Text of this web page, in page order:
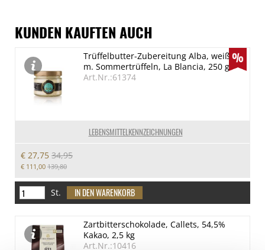
KUNDEN KAUFTEN AUCH
LEBENSMITTELKENNZEICHNUNGEN
Trüffelbutter-Zubereitung Alba, weiß,
m. Sommertrüffeln, La Blancia, 250 g
Art.Nr.:61374
€ 27,75 34,95
€ 111,00 139,80
St.
Zartbitterschokolade, Callets, 54,5%
Kakao, 2,5 kg
Art.Nr.:10416